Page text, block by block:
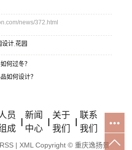
news/372.html
设计,花园
何过冬？
如何设计？
员
成
新闻
中心
关于
我们
联系
我们
RSS| XML Copyright © 重庆逸扬景